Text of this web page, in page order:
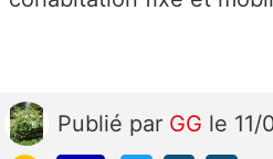
Publié par GG le 11/